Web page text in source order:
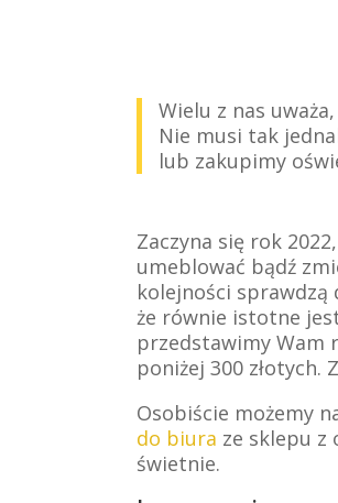
Wielu z nas
Nie musi tak
lub zakupimy
Zaczyna się rok
umeblować bądź
kolejności
że równie istotne
przedstawimy Wam
poniżej 300 złotych.
Osobiście możemy
do biura ze sklepu z
świetnie.